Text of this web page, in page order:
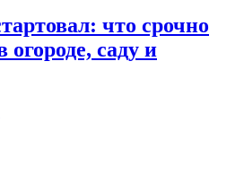
что срочно
огороде, саду и